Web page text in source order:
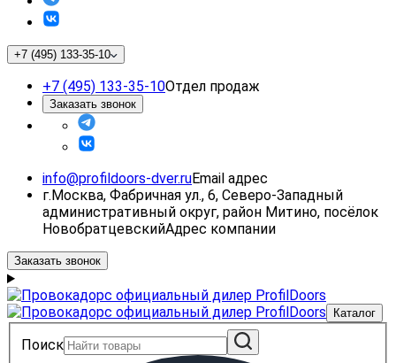
+7 (495) 133-35-10
+7 (495) 133-35-10Отдел продаж
Заказать звонок
info@profildoors-dver.ruEmail адрес
г.Москва, Фабричная ул., 6, Северо-Западный
административный округ, район Митино, посёлок
НовобратцевскийАдрес компании
Заказать звонок
Каталог
Поиск